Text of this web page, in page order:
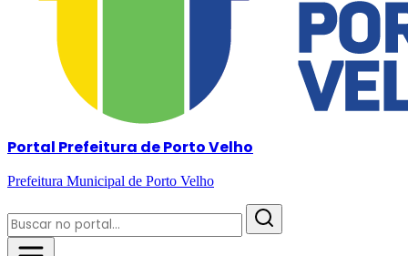
Portal Prefeitura de Porto Velho
Prefeitura Municipal de Porto Velho